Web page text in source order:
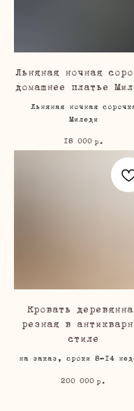
Льняная ночная
домашнее платье
Льняная ночная
Миледи
18 000 р.
Кровать
резная в
стиле
на заказ, сроки 8-14
200 000 р.